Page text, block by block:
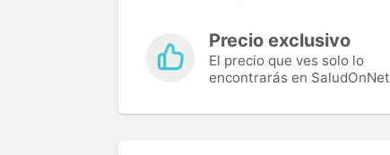
Precio exclusivo
El precio que ves solo lo
encontrarás en SaludOnNet